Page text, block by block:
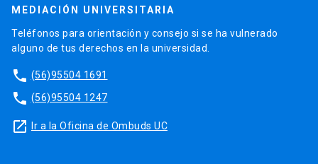
MEDIACIÓN UNIVERSITARIA
Teléfonos para orientación y consejo si se ha vulnerado
alguno de tus derechos en la universidad.
phone (56)95504 1691
phone (56)95504 1247
launch Ir a la Oficina de Ombuds UC